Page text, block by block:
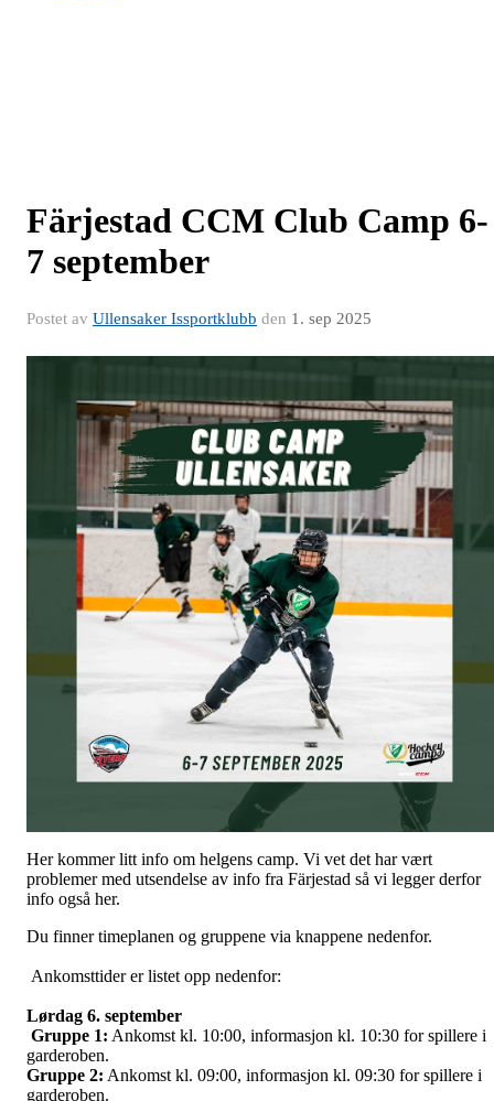
Färjestad CCM Club Camp 6-
7 september
Postet av Ullensaker Issportklubb den 1. sep 2025
Her kommer litt info om helgens camp. Vi vet det har vært
problemer med utsendelse av info fra Färjestad så vi legger derfor
info også her.
Du finner timeplanen og gruppene via knappene nedenfor.
Ankomsttider er listet opp nedenfor:
Lørdag 6. september
Gruppe 1: Ankomst kl. 10:00, informasjon kl. 10:30 for spillere i
garderoben.
Gruppe 2: Ankomst kl. 09:00, informasjon kl. 09:30 for spillere i
garderoben.